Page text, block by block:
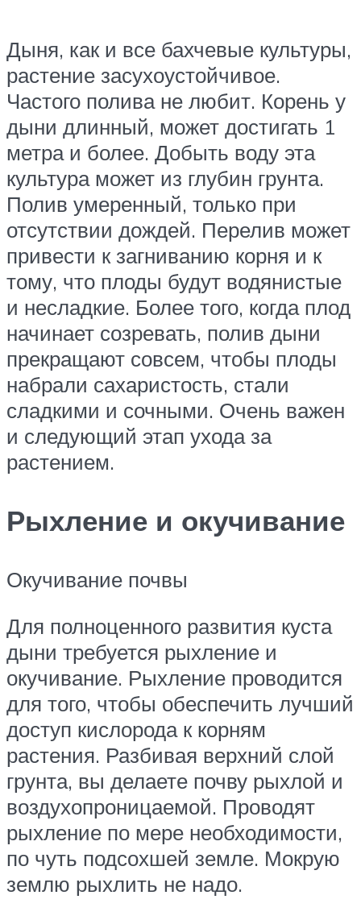
Дыня, как и все бахчевые культуры,
растение засухоустойчивое.
Частого полива не любит. Корень у
дыни длинный, может достигать 1
метра и более. Добыть воду эта
культура может из глубин грунта.
Полив умеренный, только при
отсутствии дождей. Перелив может
привести к загниванию корня и к
тому, что плоды будут водянистые
и несладкие. Более того, когда плод
начинает созревать, полив дыни
прекращают совсем, чтобы плоды
набрали сахаристость, стали
сладкими и сочными. Очень важен
и следующий этап ухода за
растением.
Рыхление и окучивание
Окучивание почвы
Для полноценного развития куста
дыни требуется рыхление и
окучивание. Рыхление проводится
для того, чтобы обеспечить лучший
доступ кислорода к корням
растения. Разбивая верхний слой
грунта, вы делаете почву рыхлой и
воздухопроницаемой. Проводят
рыхление по мере необходимости,
по чуть подсохшей земле. Мокрую
землю рыхлить не надо.